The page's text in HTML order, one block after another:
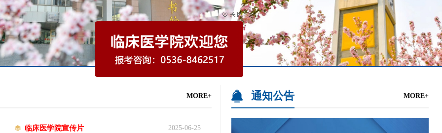
MORE+
临床医学院宣传片 2025-06-25
通知公告 MORE+